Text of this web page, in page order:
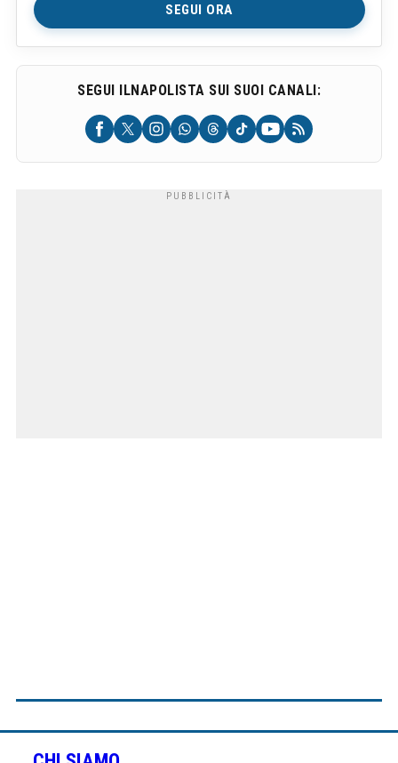
SEGUI ORA
SEGUI ILNAPOLISTA SUI SUOI CANALI: